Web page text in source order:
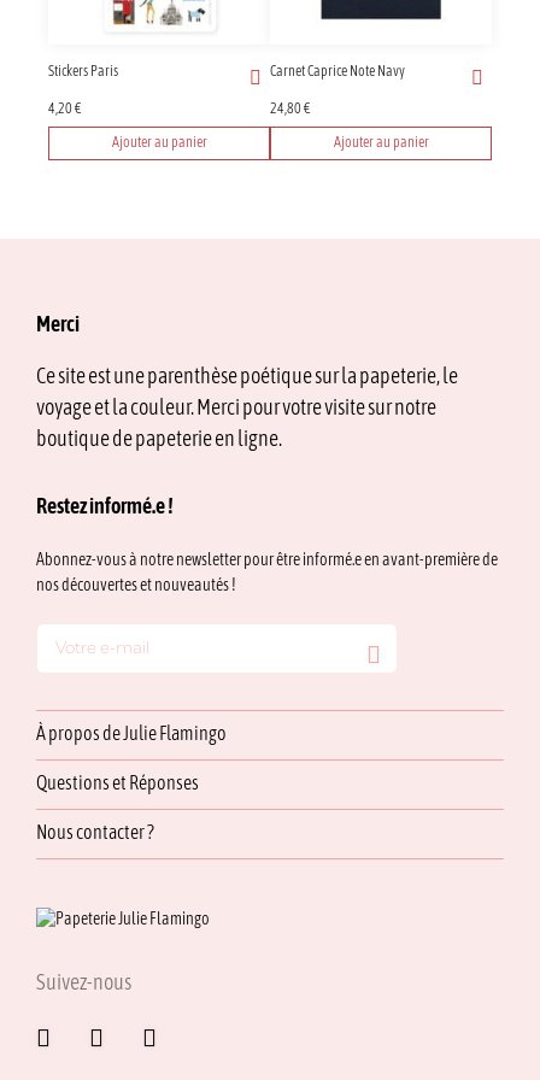
la
page
du
Stickers Paris
4,20€
Ajouter au panier
Carnet Caprice Note Navy
24,80€
Ajouter au panier
Merci
Ce site est une parenthèse poétique sur la papeterie, le
voyage et la couleur. Merci pour votre visite sur notre
boutique de papeterie en ligne.
Restez informé.e !
Abonnez-vous à notre newsletter pour être informé.e en avant-première de
nos découvertes et nouveautés !
À propos de Julie Flamingo
Questions et Réponses
Nous contacter ?
Suivez-nous